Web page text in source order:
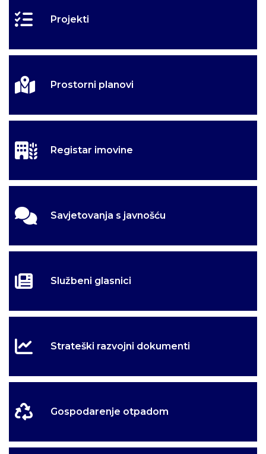
Projekti
Prostorni planovi
Registar imovine
Savjetovanja s javnošću
Službeni glasnici
Strateški razvojni dokumenti
Gospodarenje otpadom